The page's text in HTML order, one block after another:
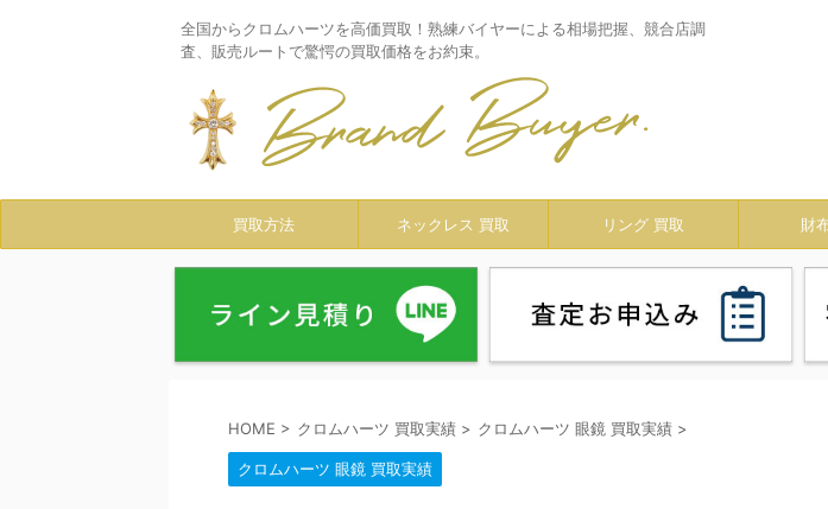
全国からクロムハーツを高価買取！熟練バイヤーによる相場把握、競合店調
査、販売ルートで驚愕の買取価格をお約束。
買取方法 ネックレス 買取 リング 買取 財
HOME > クロムハーツ 買取実績 > クロムハーツ 眼鏡 買取実績 >
クロムハーツ 眼鏡 買取実績